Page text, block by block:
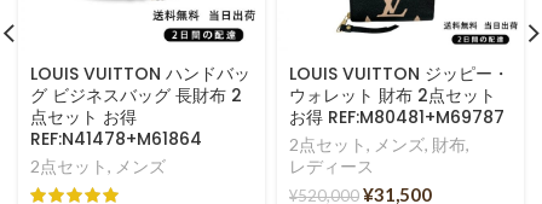
LOUIS VUITTON ハンドバッ
グ ビジネスバッグ 長財布 2
点セット お得
REF:N41478+M61864
2点セット, メンズ
LOUIS VUITTON ジッピー・
ウォレット 財布 2点セット
お得 REF:M80481+M69787
2点セット, メンズ, 財布,
レディース
¥520,000¥31,500